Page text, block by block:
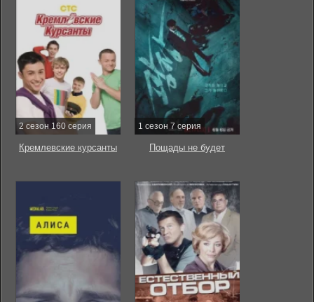
2 сезон 160 серия
Кремлевские курсанты
1 сезон 7 серия
Пощады не будет